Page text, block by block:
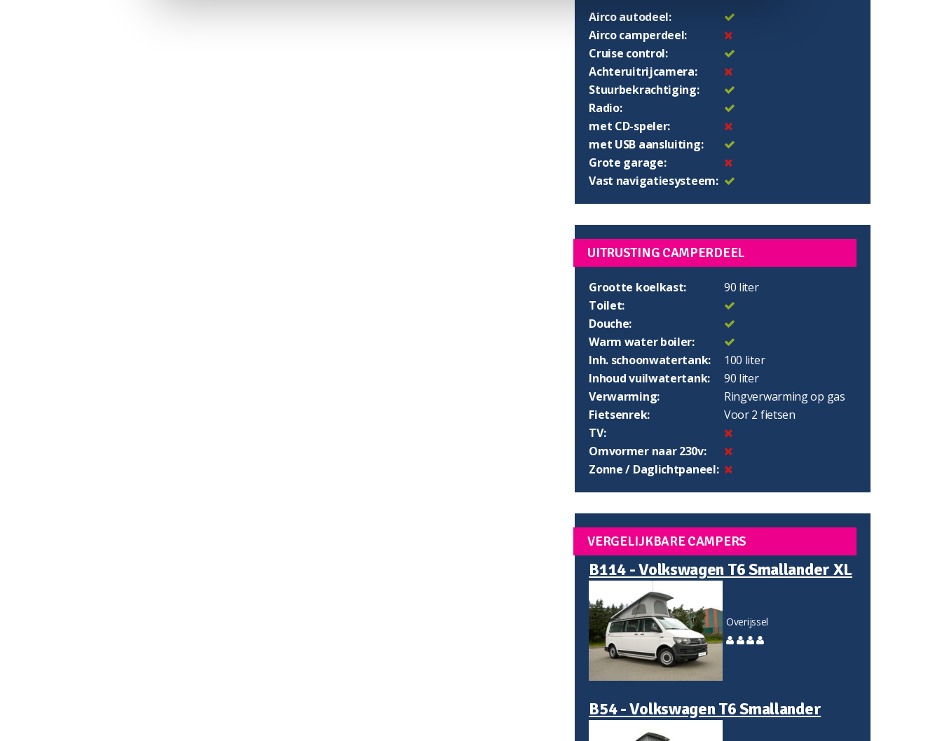
Airco autodeel:
Airco camperdeel:
Cruise control:
Achteruitrijcamera:
Stuurbekrachtiging:
Radio:
met CD-speler:
met USB aansluiting:
Grote garage:
Vast navigatiesysteem:
UITRUSTING CAMPERDEEL
Grootte koelkast:
90 liter
Toilet:
Douche:
Warm water boiler:
Inh. schoonwatertank:
100 liter
Inhoud vuilwatertank:
90 liter
Verwarming:
Ringverwarming op gas
Fietsenrek:
Voor 2 fietsen
TV:
Omvormer naar 230v:
Zonne / Daglichtpaneel:
VERGELIJKBARE CAMPERS
B114 - Volkswagen T6 Smallander XL
Overijssel
B54 - Volkswagen T6 Smallander